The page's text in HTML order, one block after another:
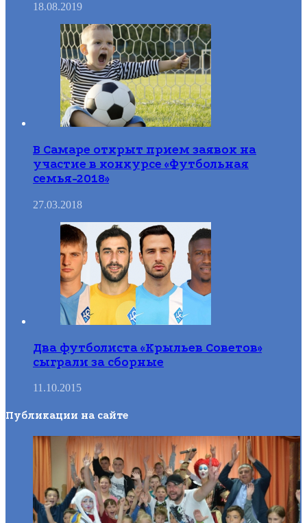
18.08.2019
В Самаре открыт прием заявок на
участие в конкурсе «Футбольная
семья-2018»
27.03.2018
Два футболиста «Крыльев Советов»
сыграли за сборные
11.10.2015
Публикации на сайте